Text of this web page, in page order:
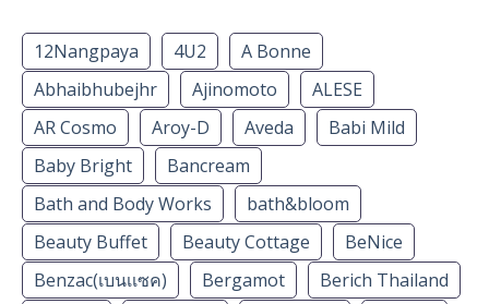
12Nangpaya 4U2
A Bonne
Abhaibhubejhr
Ajinomoto
ALESE
AR Cosmo
Aroy-D Aveda
Babi Mild
Baby Bright
Bancream
Bath and Body Works
bath&bloom
Beauty Buffet
Beauty Cottage
BeNice
Benzac(เบนเเซค)
Bergamot
Berich Thailand